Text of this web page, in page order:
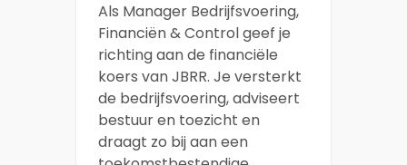
Als Manager Bedrijfsvoering,
Financiën & Control geef je
richting aan de financiële
koers van JBRR. Je versterkt
de bedrijfsvoering, adviseert
bestuur en toezicht en
draagt zo bij aan een